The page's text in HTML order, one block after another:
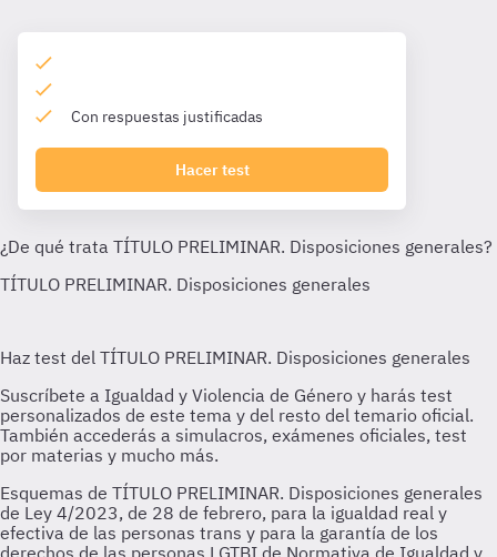
Con respuestas justificadas
Hacer test
Esquemas de TÍTULO PRELIMINAR. Disposiciones generales
de Ley 4/2023, de 28 de febrero, para la igualdad real y
efectiva de las personas trans y para la garantía de los
derechos de las personas LGTBI de Normativa de Igualdad y